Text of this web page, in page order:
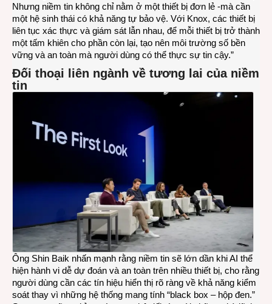
Nhưng niềm tin không chỉ nằm ở một thiết bị đơn lẻ -mà cần
một hệ sinh thái có khả năng tự bảo vệ. Với Knox, các thiết bị
liên tục xác thực và giám sát lẫn nhau, để mỗi thiết bị trở thành
một tấm khiên cho phần còn lại, tạo nên môi trường số bền
vững và an toàn mà người dùng có thể thực sự tin cậy.”
Đối thoại liên ngành về tương lai của niềm
tin
Ông Shin Baik nhấn mạnh rằng niềm tin sẽ lớn dần khi AI thể
hiện hành vi dễ dự đoán và an toàn trên nhiều thiết bị, cho rằng
người dùng cần các tín hiệu hiển thị rõ ràng về khả năng kiểm
soát thay vì những hệ thống mang tính “black box – hộp đen.”